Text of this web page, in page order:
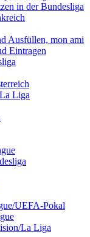
in der Bundesliga
Ausfüllen, mon ami
Eintragen
Liga
UEFA-Pokal
La Liga